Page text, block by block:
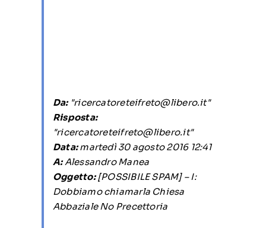
Da: "ricercatoreteifreto@libero.it"
Risposta:
"ricercatoreteifreto@libero.it"
Data:martedì 30 agosto 2016 12:41
A:Alessandro Manea
Oggetto:[POSSIBILE SPAM] – I:
Dobbiamo chiamarla Chiesa
Abbaziale No Precettoria